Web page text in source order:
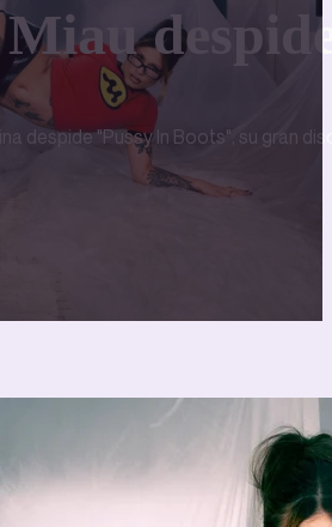
despide "Pussy In Boots", su gran